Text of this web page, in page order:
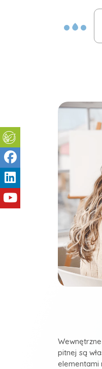
pitnej są
elementami